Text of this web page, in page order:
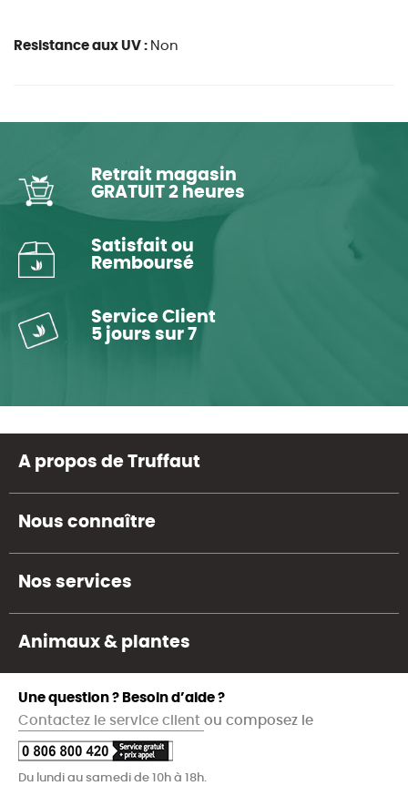
Resistance aux UV : Non
Retrait magasin
GRATUIT 2 heures
Satisfait ou
Remboursé
Service Client
5 jours sur 7
A propos de Truffaut
Nous connaître
Nos services
Animaux & plantes
Une question ? Besoin d’aide ?
Contactez le service client ou composez le
Du lundi au samedi de 10h à 18h.